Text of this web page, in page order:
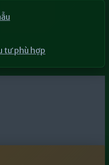
tư phù hợp
bảo hiểm